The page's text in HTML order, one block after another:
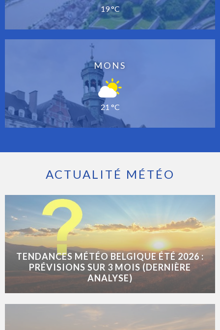
19 °C
MONS
21 °C
ACTUALITÉ MÉTÉO
TENDANCES MÉTÉO BELGIQUE ÉTÉ 2026 :
PRÉVISIONS SUR 3 MOIS (DERNIÈRE
ANALYSE)